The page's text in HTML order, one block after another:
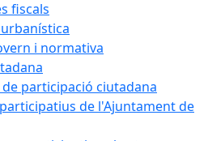
fiscals
i normativa
participació ciutadana
de l'Ajuntament de